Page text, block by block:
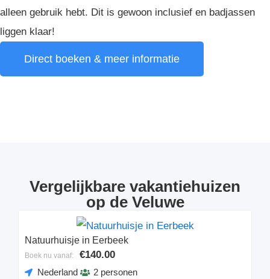
alleen gebruik hebt. Dit is gewoon inclusief en badjassen
liggen klaar!
Direct boeken & meer informatie
Vergelijkbare vakantiehuizen
op de Veluwe
Natuurhuisje in Eerbeek
Boek nu vanaf: €140.00
Nederland
2 personen